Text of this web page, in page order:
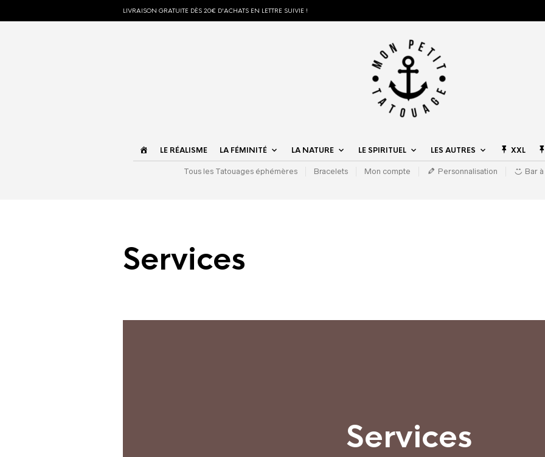
LIVRAISON GRATUITE DÈS 20€ D'ACHATS EN LETTRE SUIVIE !
ACCUEIL
LE RÉALISME LA FÉMINITÉ LA NATURE LE SPIRITUEL LES AUTRES XXL
Tous les Tatouages éphémères Bracelets Mon compte Personnalisation Bar
Services
Services